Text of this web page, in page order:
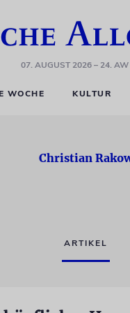
07. AUGUST 2026– 24.
WOCHE KULTUR
Christian
ARTIKEL